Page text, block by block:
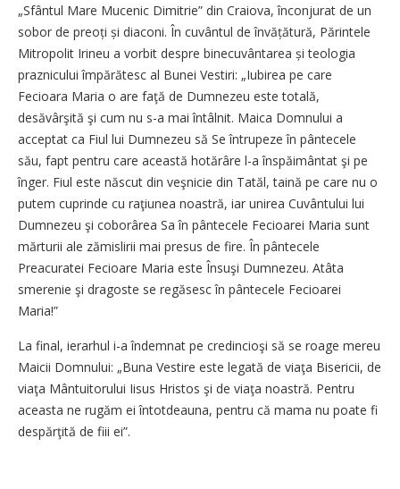
„Sfântul Mare Mucenic Dimitrie” din Craiova, înconjurat de un
sobor de preoți și diaconi. În cuvântul de învățătură, Părintele
Mitropolit Irineu a vorbit despre binecuvântarea și teologia
praznicului împărătesc al Bunei Vestiri: „Iubirea pe care
Fecioara Maria o are faţă de Dumnezeu este totală,
desăvârşită şi cum nu s-a mai întâlnit. Maica Domnului a
acceptat ca Fiul lui Dumnezeu să Se întrupeze în pântecele
său, fapt pentru care această hotărâre l-a înspăimântat şi pe
înger. Fiul este născut din veşnicie din Tatăl, taină pe care nu o
putem cuprinde cu raţiunea noastră, iar unirea Cuvântului lui
Dumnezeu şi coborârea Sa în pântecele Fecioarei Maria sunt
mărturii ale zămislirii mai presus de fire. În pântecele
Preacuratei Fecioare Maria este Însuşi Dumnezeu. Atâta
smerenie şi dragoste se regăsesc în pântecele Fecioarei
Maria!”
La final, ierarhul i-a îndemnat pe credincioşi să se roage mereu
Maicii Domnului: „Buna Vestire este legată de viaţa Bisericii, de
viaţa Mântuitorului Iisus Hristos şi de viaţa noastră. Pentru
aceasta ne rugăm ei întotdeauna, pentru că mama nu poate fi
despărţită de fiii ei”.